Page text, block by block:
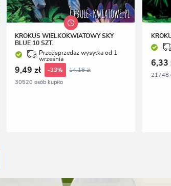
KROKUS WIELKOKWIATOWY SKY
BLUE 10 SZT.
Przedsprzedaż wysyłka od 1
września
9,49 zł -33% 14,18 zł
30520 osób kupiło
6,33
21748